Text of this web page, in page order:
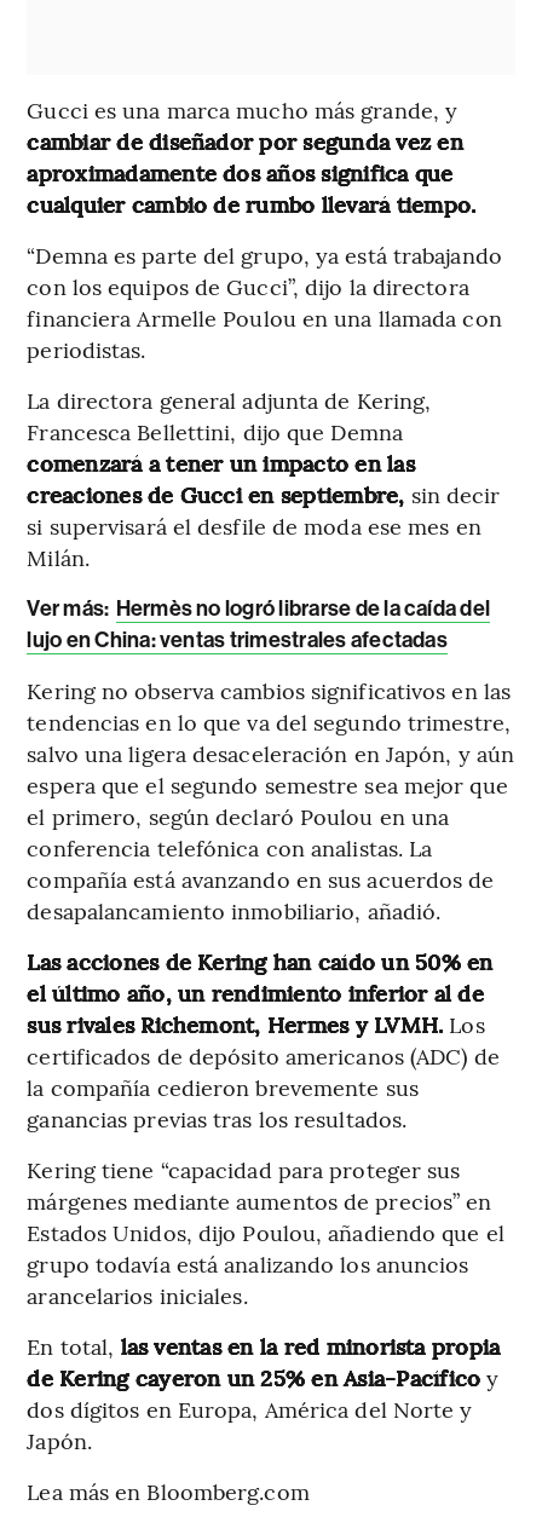
Gucci es una marca mucho más grande, y
cambiar de diseñador por segunda vez en
aproximadamente dos años significa que
cualquier cambio de rumbo llevará tiempo.
“Demna es parte del grupo, ya está trabajando
con los equipos de Gucci”, dijo la directora
financiera Armelle Poulou en una llamada con
periodistas.
La directora general adjunta de Kering,
Francesca Bellettini, dijo que Demna
comenzará a tener un impacto en las
creaciones de Gucci en septiembre, sin decir
si supervisará el desfile de moda ese mes en
Milán.
Ver más: Hermès no logró librarse de la caída del
lujo en China: ventas trimestrales afectadas
Kering no observa cambios significativos en las
tendencias en lo que va del segundo trimestre,
salvo una ligera desaceleración en Japón, y aún
espera que el segundo semestre sea mejor que
el primero, según declaró Poulou en una
conferencia telefónica con analistas. La
compañía está avanzando en sus acuerdos de
desapalancamiento inmobiliario, añadió.
Las acciones de Kering han caído un 50% en
el último año, un rendimiento inferior al de
sus rivales Richemont, Hermes y LVMH. Los
certificados de depósito americanos (ADC) de
la compañía cedieron brevemente sus
ganancias previas tras los resultados.
Kering tiene “capacidad para proteger sus
márgenes mediante aumentos de precios” en
Estados Unidos, dijo Poulou, añadiendo que el
grupo todavía está analizando los anuncios
arancelarios iniciales.
En total, las ventas en la red minorista propia
de Kering cayeron un 25% en Asia-Pacíficoy
dos dígitos en Europa, América del Norte y
Japón.
Lea más en Bloomberg.com